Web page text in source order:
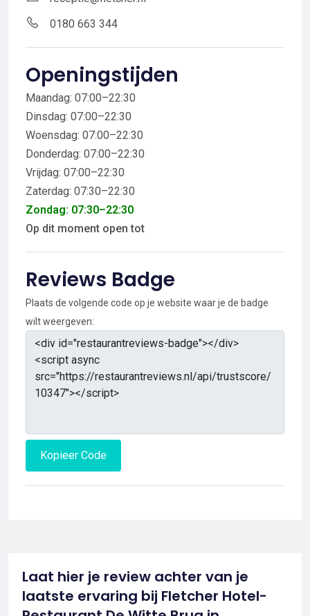
0180 663 344
Openingstijden
Maandag: 07:00–22:30
Dinsdag: 07:00–22:30
Woensdag: 07:00–22:30
Donderdag: 07:00–22:30
Vrijdag: 07:00–22:30
Zaterdag: 07:30–22:30
Zondag: 07:30–22:30
Op dit moment open tot
Reviews Badge
Plaats de volgende code op je website waar je de badge
wilt weergeven:
Kopieer Code
Laat hier je review achter van je
laatste ervaring bij Fletcher Hotel-